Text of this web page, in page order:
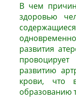
В чем
здоровью
развития
развитию
крови, что
образованию